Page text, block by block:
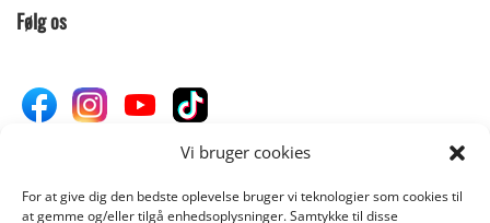
Vi bruger cookies
For at give dig den bedste oplevelse bruger vi teknologier som cookies til
at gemme og/eller tilgå enhedsoplysninger. Samtykke til disse
Følg os
Donér til Inges Kattehjem